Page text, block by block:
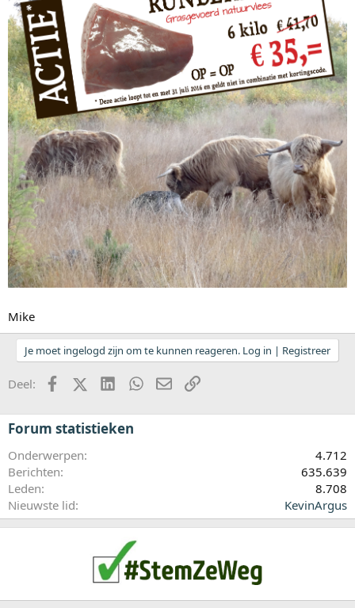
Mike
Je moet ingelogd zijn om te kunnen reageren. Log in | Registreer
Deel: FacebookX (Twitter)LinkedInWhatsApp
E-mailkoppeling
Forum statistieken
Onderwerpen
4.712
Berichten
635.639
Leden
8.708
Nieuwste lid
KevinArgus